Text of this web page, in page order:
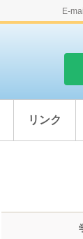
E-
リンク